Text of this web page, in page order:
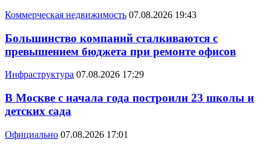
Коммерческая недвижимость 07.08.2026 19:43
Большинство компаний сталкиваются с
превышением бюджета при ремонте офисов
Инфраструктура 07.08.2026 17:29
В Москве с начала года построили 23 школы и
детских сада
Официально 07.08.2026 17:01